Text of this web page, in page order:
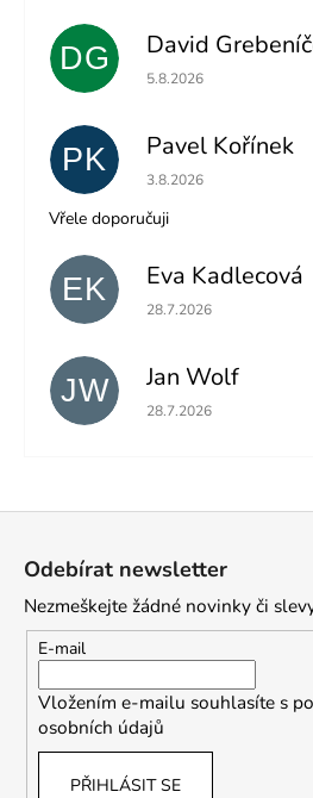
DG David
Hodnocení obchodu je
5.8.2026
PK Pavel Kořínek
Hodnocení obchodu je
3.8.2026
Vřele doporučuji
EK Eva Kadlecová
Hodnocení obchodu je
28.7.2026
JW Jan Wolf
Hodnocení obchodu je
28.7.2026
Odebírat newsletter
Nezmeškejte žádné novinky či
E-mail
Vložením e-mailu souhlasíte s
osobních údajů
PŘIHLÁSIT SE